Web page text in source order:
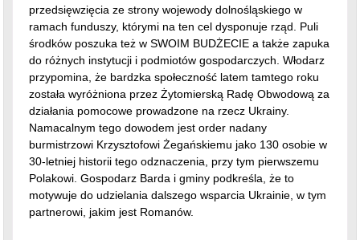
przedsięwzięcia ze strony wojewody dolnośląskiego w
ramach funduszy, którymi na ten cel dysponuje rząd. Puli
środków poszuka też w SWOIM BUDŻECIE a także zapuka
do różnych instytucji i podmiotów gospodarczych. Włodarz
przypomina, że bardzka społeczność latem tamtego roku
została wyróżniona przez Żytomierską Radę Obwodową za
działania pomocowe prowadzone na rzecz Ukrainy.
Namacalnym tego dowodem jest order nadany
burmistrzowi Krzysztofowi Żegańskiemu jako 130 osobie w
30-letniej historii tego odznaczenia, przy tym pierwszemu
Polakowi. Gospodarz Barda i gminy podkreśla, że to
motywuje do udzielania dalszego wsparcia Ukrainie, w tym
partnerowi, jakim jest Romanów.